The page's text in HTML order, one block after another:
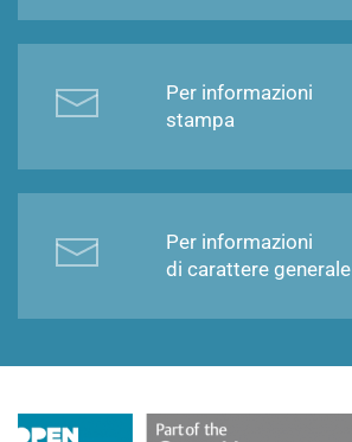
Per informazioni
stampa
Per informazioni
di carattere generale